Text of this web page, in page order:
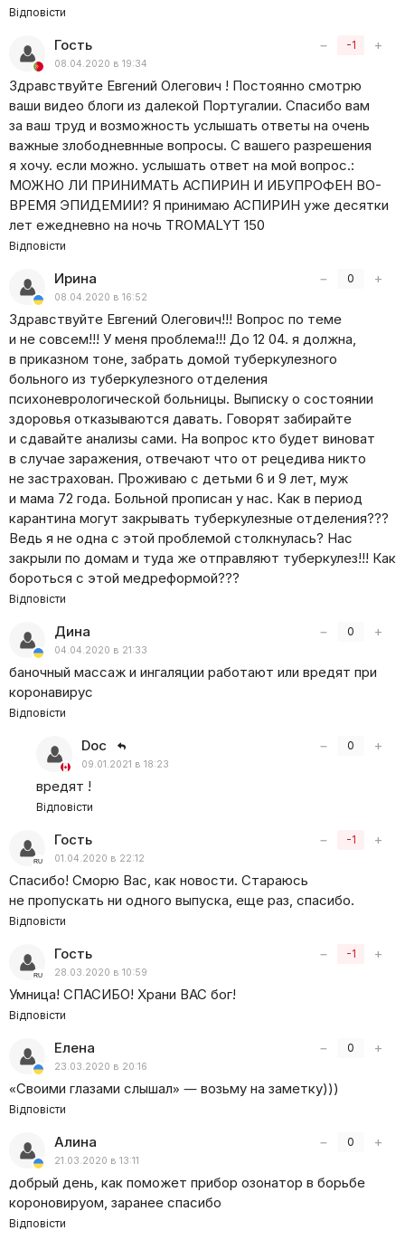
Відповісти
− -1 +
Гость
08.04.2020 в 19:34
Здравствуйте Евгений Олегович ! Постоянно смотрю
ваши видео блоги из далекой Португалии. Спасибо вам
за ваш труд и возможность услышать ответы на очень
важные злободневнные вопросы. С вашего разрешения
я хочу. если можно. услышать ответ на мой вопрос.:
МОЖНО ЛИ ПРИНИМАТЬ АСПИРИН И ИБУПРОФЕН ВО-
ВРЕМЯ ЭПИДЕМИИ? Я принимаю АСПИРИН уже десятки
лет ежедневно на ночь TROMALYT 150
Відповісти
− 0 +
Ирина
08.04.2020 в 16:52
Здравствуйте Евгений Олегович!!! Вопрос по теме
и не совсем!!! У меня проблема!!! До 12 04. я должна,
в приказном тоне, забрать домой туберкулезного
больного из туберкулезного отделения
психоневрологической больницы. Выписку о состоянии
здоровья отказываются давать. Говорят забирайте
и сдавайте анализы сами. На вопрос кто будет виноват
в случае заражения, отвечают что от рецедива никто
не застрахован. Проживаю с детьми 6 и 9 лет, муж
и мама 72 года. Больной прописан у нас. Как в период
карантина могут закрывать туберкулезные отделения???
Ведь я не одна с этой проблемой столкнулась? Нас
закрыли по домам и туда же отправляют туберкулез!!! Как
бороться с этой медреформой???
Відповісти
− 0 +
Дина
04.04.2020 в 21:33
баночный массаж и ингаляции работают или вредят при
коронавирус
Відповісти
− 0 +
Doc
09.01.2021 в 18:23
вредят !
Відповісти
− -1 +
Гость
01.04.2020 в 22:12
Спасибо! Сморю Вас, как новости. Стараюсь
не пропускать ни одного выпуска, еще раз, спасибо.
Відповісти
− -1 +
Гость
28.03.2020 в 10:59
Умница! СПАСИБО! Храни ВАС бог!
Відповісти
− 0 +
Елена
23.03.2020 в 20:16
«Своими глазами слышал» — возьму на заметку)))
Відповісти
− 0 +
Алина
21.03.2020 в 13:11
добрый день, как поможет прибор озонатор в борьбе
короновируом, заранее спасибо
Відповісти